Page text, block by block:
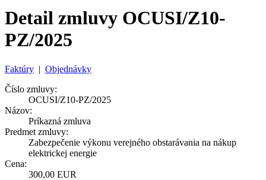
Detail zmluvy OCUSI/Z10-
PZ/2025
Faktúry | Objednávky
Číslo zmluvy:
OCUSI/Z10-PZ/2025
Názov:
Príkazná zmluva
Predmet zmluvy:
Zabezpečenie výkonu verejného obstarávania na nákup
elektrickej energie
Cena:
300,00 EUR